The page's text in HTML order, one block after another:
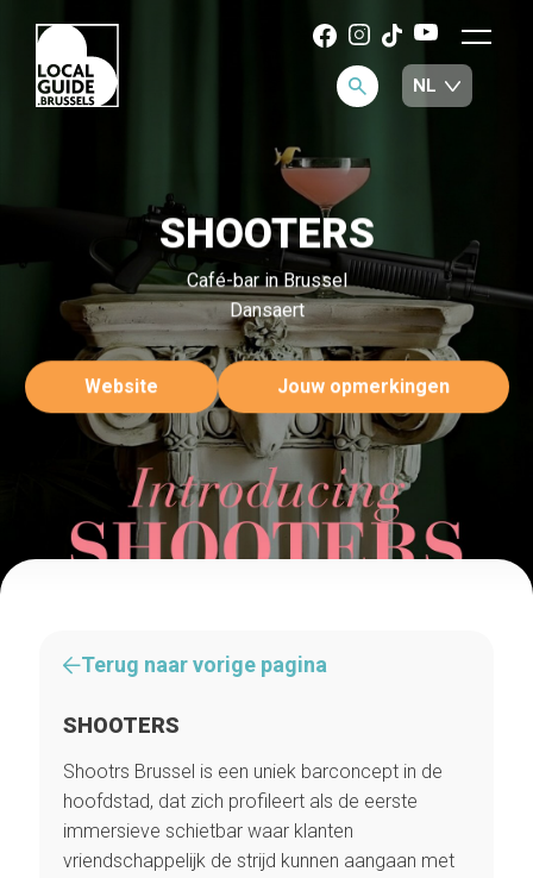
SHOOTERS
Café-bar in Brussel
Dansaert
Website Jouw opmerkingen
Terug naar vorige pagina
SHOOTERS
Shootrs Brussel is een uniek barconcept in de
hoofdstad, dat zich profileert als de eerste
immersieve schietbar waar klanten
vriendschappelijk de strijd kunnen aangaan met